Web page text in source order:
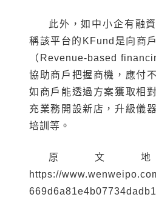
此外，如中小企有融
稱該平台的KFund是向商
（Revenue-based
協助商戶把握商機，應付
如商戶能透過方案獲取相
充業務開設新店，升級儀
培訓等。
原文
https://